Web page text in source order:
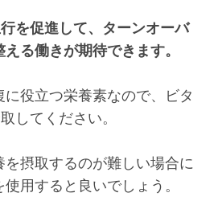
を促進して、ターンオーバ
る働きが期待できます。
役立つ栄養素なので、ビタ
してください。
摂取するのが難しい場合に
用すると良いでしょう。